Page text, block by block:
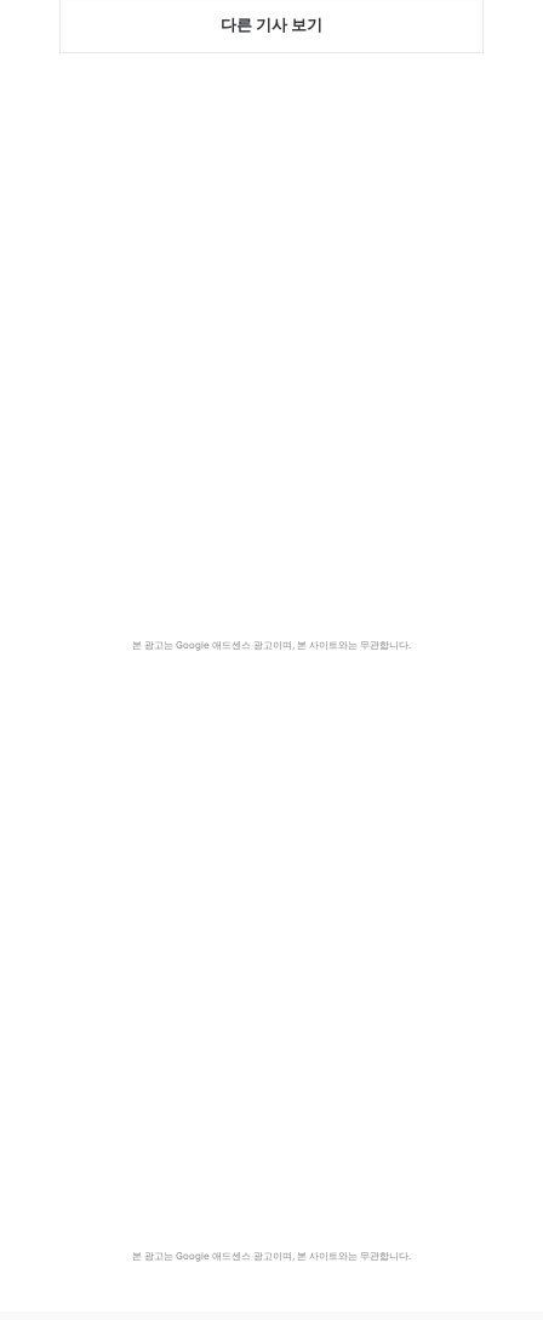
다른 기사 보기
본 광고는 Google 애드센스 광고이며, 본 사이트와는 무관합니다.
본 광고는 Google 애드센스 광고이며, 본 사이트와는 무관합니다.